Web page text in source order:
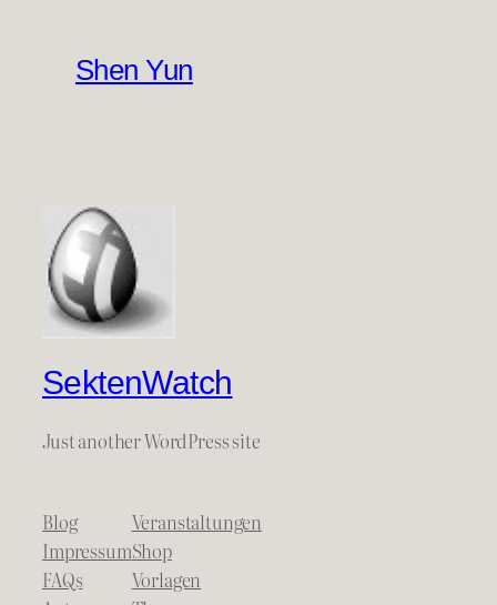
Shen Yun
SektenWatch
Just another WordPress site
Blog
Impressum
FAQs
Veranstaltungen
Shop
Vorlagen